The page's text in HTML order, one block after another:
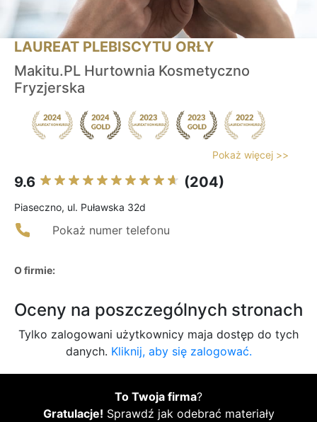
LAUREAT PLEBISCYTU ORŁY
Makitu.PL Hurtownia Kosmetyczno
Fryzjerska
Pokaż więcej >>
9.6 (204)
Piaseczno, ul. Puławska 32d
Pokaż numer telefonu
O firmie:
Oceny na poszczególnych stronach
Tylko zalogowani użytkownicy maja dostęp do tych
danych. Kliknij, aby się zalogować.
To Twoja firma?
Gratulacje! Sprawdź jak odebrać materiały